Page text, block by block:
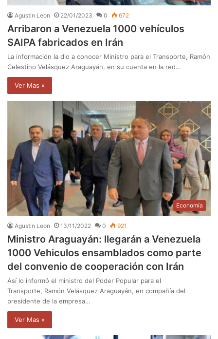
Agustin Leon 22/01/2023 0 672
Arribaron a Venezuela 1000 vehículos
SAIPA fabricados en Irán
La información la dio a conocer Ministro para el Transporte, Ramón
Celestino Velásquez Araguayán, en su cuenta en la red…
Ver Mas »
Economía
Agustin Leon 13/11/2022 0 921
Ministro Araguayán: llegarán a Venezuela
1000 Vehiculos ensamblados como parte
del convenio de cooperación con Irán
Así lo informó el ministro del Poder Popular para el
Transporte, Ramón Velásquez Araguayán, en compañía del
presidente de la empresa…
Ver Mas »